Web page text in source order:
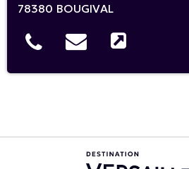
78380 BOUGIVAL